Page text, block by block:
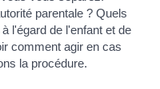
parentale ? Quels
l'égard de l'enfant et de
comment agir en cas
la procédure.